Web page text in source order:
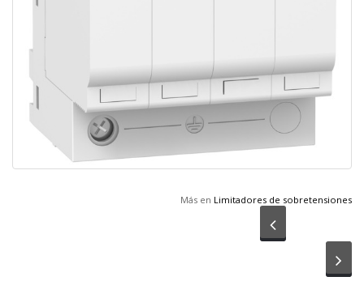
Más en Limitadores de sobretensiones
Anterior